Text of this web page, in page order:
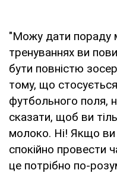
"Можу дати пораду
тренуваннях ви
бути повністю
тому, що
футбольного поля,
сказати, щоб ви
молоко. Ні! Якщо
спокійно провести
це потрібно по-